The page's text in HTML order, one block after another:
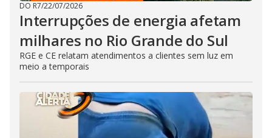
DO R7/22/07/2026
Interrupções de energia afetam
milhares no Rio Grande do Sul
RGE e CE relatam atendimentos a clientes sem luz em
meio a temporais